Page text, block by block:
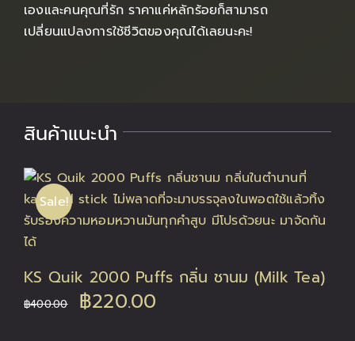
เองและคนคุณที่รัก ราคาแค่หลักร้อยก็สามารถ
เปลี่ยนแปลงการใช้ชีวิตของคุณได้เลยนะคะ!
สินค้าแนะนำ
Sale!
KS Quik 2000 Puffs กลิ่น ชานม (Milk Tea)
฿400.00
Original
฿220.00